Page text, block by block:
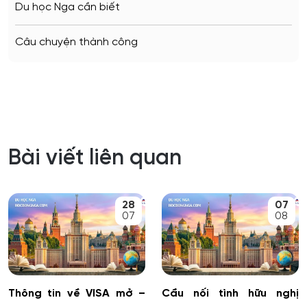
Du học Nga cần biết
Câu chuyện thành công
Bài viết liên quan
28
07
Thông tin về VISA mở –
07
08
Cầu nối tình hữu nghị